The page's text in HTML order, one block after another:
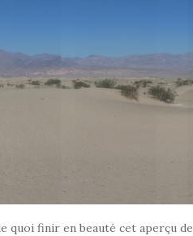
quoi finir en beauté cet aperçu de